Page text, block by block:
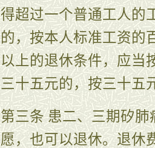
得超过一个普通工人的
的，按本人标准工资的
以上的退休条件，应当
三十五元的，按三十五
第三条 患二、三期矽
愿，也可以退休。退休